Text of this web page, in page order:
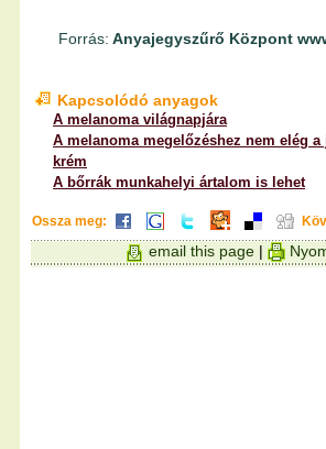
Forrás: Anyajegyszűrő Központ
Kapcsolódó anyagok
A melanoma világnapjára
A melanoma megelőzéshez nem elég
krém
A bőrrák munkahelyi ártalom is lehet
Ossza meg:
email this page |